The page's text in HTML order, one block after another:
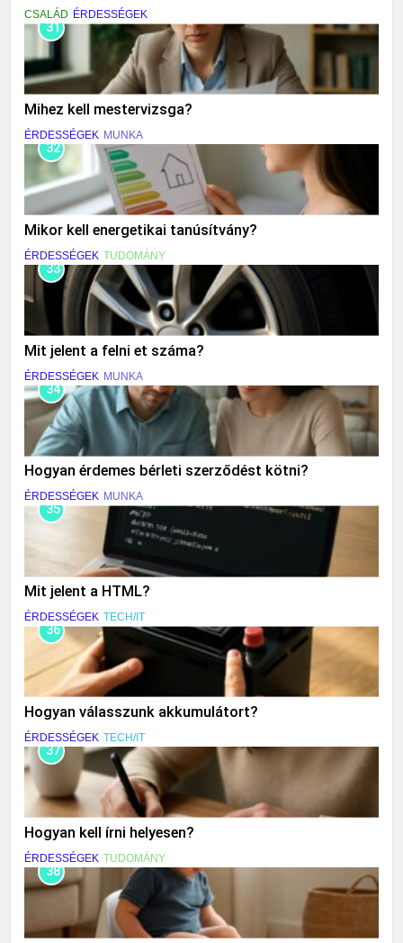
CSALÁD ÉRDESSÉGEK
31
Mihez kell mestervizsga?
ÉRDESSÉGEK MUNKA
32
Mikor kell energetikai tanúsítvány?
ÉRDESSÉGEK TUDOMÁNY
33
Mit jelent a felni et száma?
ÉRDESSÉGEK MUNKA
34
Hogyan érdemes bérleti szerződést kötni?
ÉRDESSÉGEK MUNKA
35
Mit jelent a HTML?
ÉRDESSÉGEK TECH/IT
36
Hogyan válasszunk akkumulátort?
ÉRDESSÉGEK TECH/IT
37
Hogyan kell írni helyesen?
ÉRDESSÉGEK TUDOMÁNY
38